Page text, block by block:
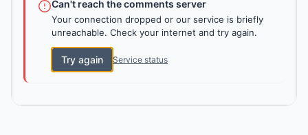
Can't reach the comments server
Your connection dropped or our service is briefly
unreachable. Check your internet and try again.
Try again Service status